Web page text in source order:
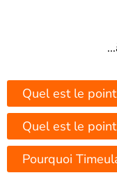
Quel est le
Quel est le
Pourquoi